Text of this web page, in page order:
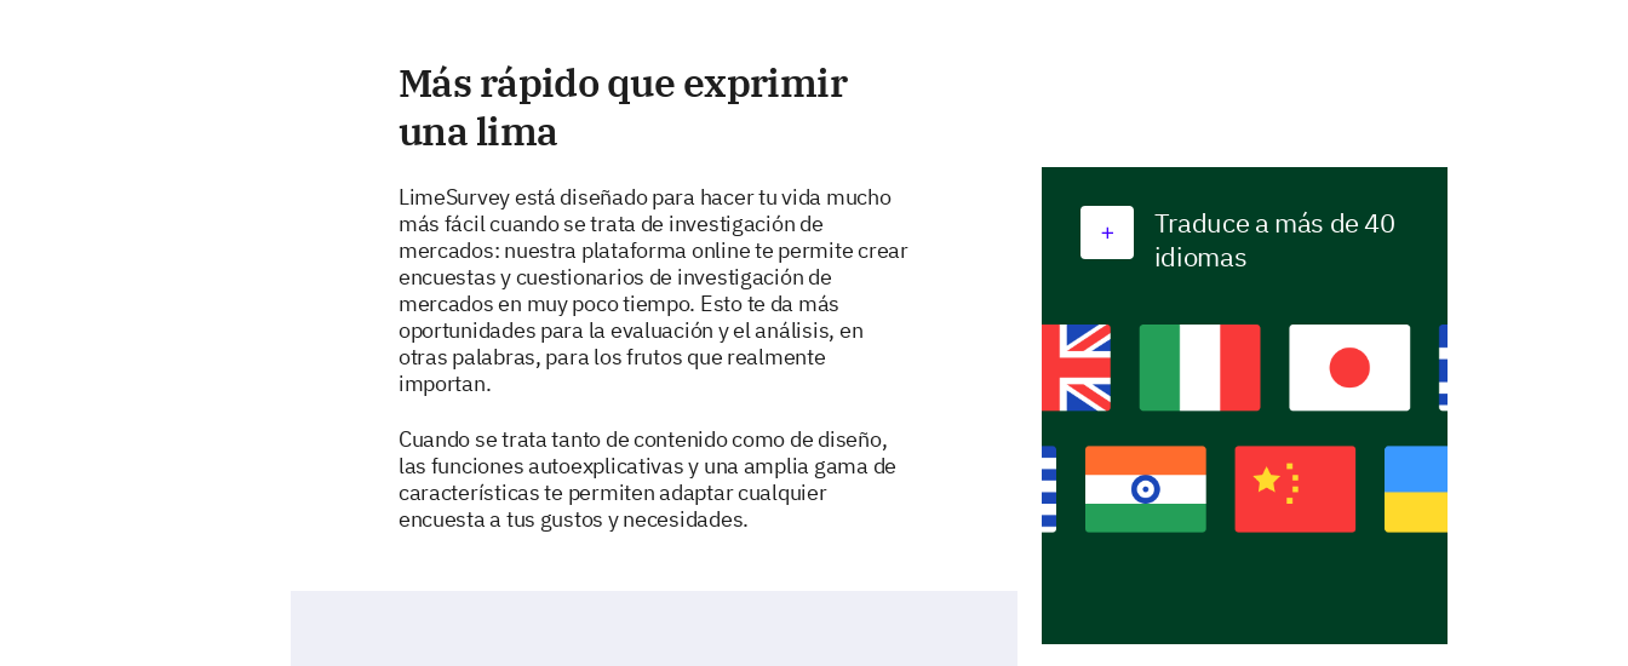
Más rápido que exprimir
una lima
LimeSurvey está diseñado para hacer tu vida mucho
más fácil cuando se trata de investigación de
mercados: nuestra plataforma online te permite crear
encuestas y cuestionarios de investigación de
mercados en muy poco tiempo. Esto te da más
oportunidades para la evaluación y el análisis, en
otras palabras, para los frutos que realmente
importan.
Cuando se trata tanto de contenido como de diseño,
las funciones autoexplicativas y una amplia gama de
características te permiten adaptar cualquier
encuesta a tus gustos y necesidades.
Traduce a más de 40
idiomas